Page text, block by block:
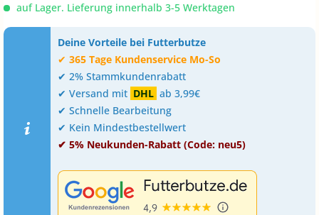
auf Lager. Lieferung innerhalb 3-5 Werktagen
Deine Vorteile bei Futterbutze
✔ 365 Tage Kundenservice Mo-So
✔ 2% Stammkundenrabatt
✔ Versand mit DHL ab 3,99€
✔ Schnelle Bearbeitung
✔ Kein Mindestbestellwert
✔ 5% Neukunden-Rabatt (Code: neu5)